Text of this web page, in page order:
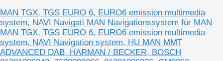
MAN TGX, TGS EURO 6, EURO6 emission multimedia
system, NAVI Navigati MAN Navigationssystem für MAN
MAN TGX, TGS EURO 6, EURO6 emission multimedia
system, NAVI Navigation system, HU MAN MMT
ADVANCED DAB, HARMAN / BECKER, BOSCH